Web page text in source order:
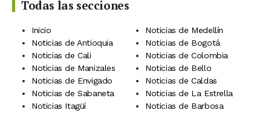
Todas las secciones
Inicio
Noticias de Medellín
Noticias de Antioquia
Noticias de Bogotá
Noticias de Cali
Noticias de Colombia
Noticias de Manizales
Noticias de Bello
Noticias de Envigado
Noticias de Caldas
Noticias de Sabaneta
Noticias de La Estrella
Noticias Itagüí
Noticias de Barbosa